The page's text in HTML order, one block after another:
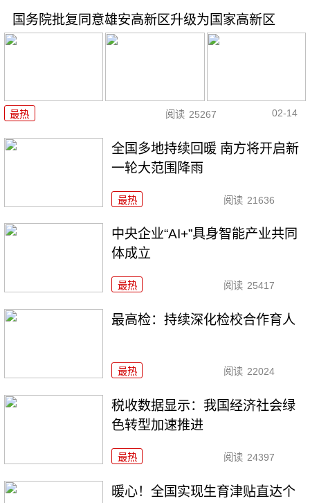
国务院批复同意雄安高新区升级为国家高新区
最热 阅读 25267 02-14
全国多地持续回暖 南方将开启新
一轮大范围降雨
最热 阅读 21636
中央企业“AI+”具身智能产业共同
体成立
最热 阅读 25417
最高检：持续深化检校合作育人
最热 阅读 22024
税收数据显示：我国经济社会绿
色转型加速推进
最热 阅读 24397
暖心！全国实现生育津贴直达个